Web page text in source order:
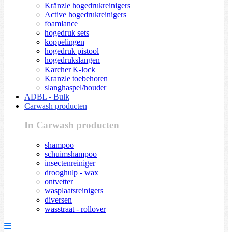
Kränzle hogedrukreinigers
Active hogedrukreinigers
foamlance
hogedruk sets
koppelingen
hogedruk pistool
hogedrukslangen
Karcher K-lock
Kranzle toebehoren
slanghaspel/houder
ADBL - Bulk
Carwash producten
In Carwash producten
shampoo
schuimshampoo
insectenreiniger
drooghulp - wax
ontvetter
wasplaatsreinigers
diversen
wasstraat - rollover